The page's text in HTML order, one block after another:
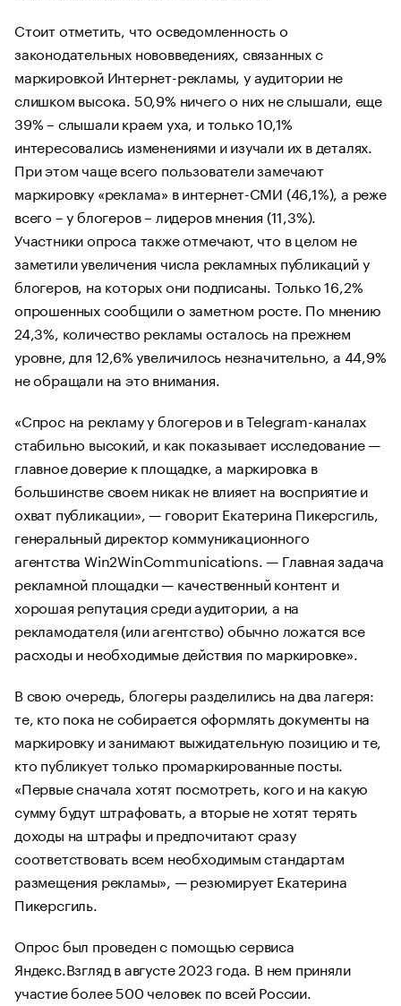
Стоит отметить, что осведомленность о
законодательных нововведениях, связанных с
маркировкой Интернет-рекламы, у аудитории не
слишком высока. 50,9% ничего о них не слышали, еще
39% – слышали краем уха, и только 10,1%
интересовались изменениями и изучали их в деталях.
При этом чаще всего пользователи замечают
маркировку «реклама» в интернет-СМИ (46,1%), а реже
всего – у блогеров – лидеров мнения (11,3%).
Участники опроса также отмечают, что в целом не
заметили увеличения числа рекламных публикаций у
блогеров, на которых они подписаны. Только 16,2%
опрошенных сообщили о заметном росте. По мнению
24,3%, количество рекламы осталось на прежнем
уровне, для 12,6% увеличилось незначительно, а 44,9%
не обращали на это внимания.
«Спрос на рекламу у блогеров и в Telegram-каналах
стабильно высокий, и как показывает исследование —
главное доверие к площадке, а маркировка в
большинстве своем никак не влияет на восприятие и
охват публикации», — говорит Екатерина Пикерсгиль,
генеральный директор коммуникационного
агентства Win2WinCommunications. — Главная задача
рекламной площадки — качественный контент и
хорошая репутация среди аудитории, а на
рекламодателя (или агентство) обычно ложатся все
расходы и необходимые действия по маркировке».
В свою очередь, блогеры разделились на два лагеря:
те, кто пока не собирается оформлять документы на
маркировку и занимают выжидательную позицию и те,
кто публикует только промаркированные посты.
«Первые сначала хотят посмотреть, кого и на какую
сумму будут штрафовать, а вторые не хотят терять
доходы на штрафы и предпочитают сразу
соответствовать всем необходимым стандартам
размещения рекламы», — резюмирует Екатерина
Пикерсгиль.
Опрос был проведен с помощью сервиса
Яндекс.Взгляд в августе 2023 года. В нем приняли
участие более 500 человек по всей России.